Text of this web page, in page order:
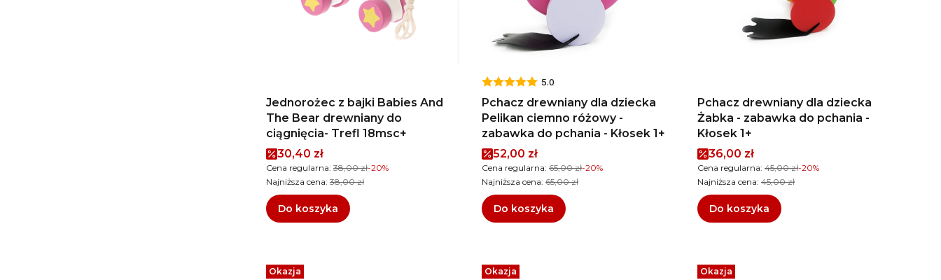
Jednorożec z bajki Babies And
The Bear drewniany do
ciągnięcia- Trefl 18msc+
Cena promocyjna
30,40 zł
Cena regularna: 38,00 zł-20%
Najniższa cena: 38,00 zł
Do koszyka
5.0
Pchacz drewniany dla dziecka
Pelikan ciemno różowy -
zabawka do pchania - Kłosek 1+
Cena promocyjna
52,00 zł
Cena regularna: 65,00 zł-20%
Najniższa cena: 65,00 zł
Do koszyka
Pchacz drewniany dla dziecka
Żabka - zabawka do pchania -
Kłosek 1+
Cena promocyjna
36,00 zł
Cena regularna: 45,00 zł-20%
Najniższa cena: 45,00 zł
Do koszyka
Okazja Okazja Okazja